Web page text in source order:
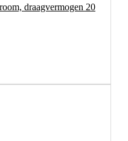
draagvermogen 20